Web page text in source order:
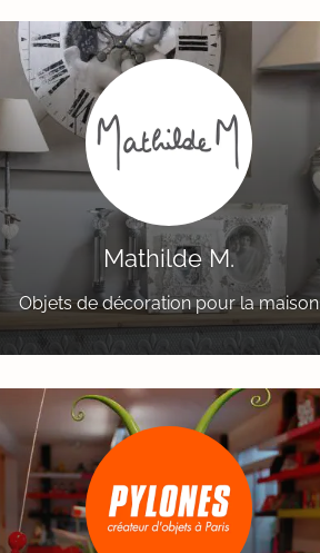
Mathilde M.
Objets de décoration pour la maison